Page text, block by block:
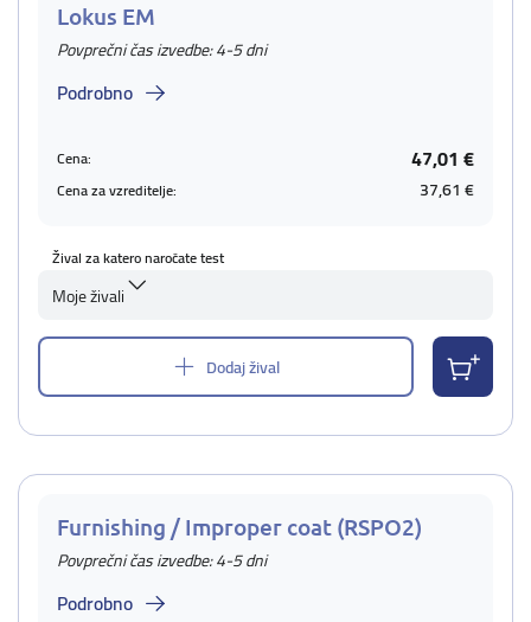
Lokus EM
Povprečni čas izvedbe: 4-5 dni
Podrobno
Cena: 47,01 €
Cena za vzreditelje: 37,61 €
Žival za katero naročate test
Moje živali
Dodaj žival
Furnishing / Improper coat (RSPO2)
Povprečni čas izvedbe: 4-5 dni
Podrobno